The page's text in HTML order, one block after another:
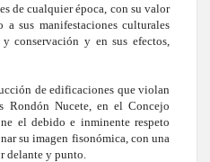
de cualquier época, con su valor
sus manifestaciones culturales
conservación y en sus efectos,
de edificaciones que violan
Rondón Nucete, en el Concejo
el debido e inminente respeto
su imagen fisonómica, con una
delante y punto.